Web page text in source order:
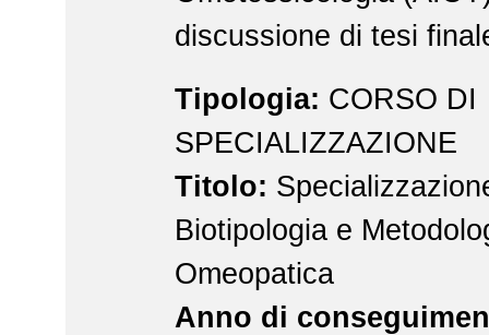
discussione di tesi
Tipologia: CORSO DI
SPECIALIZZAZIONE
Titolo:
Biotipologia e
Omeopatica
Anno di